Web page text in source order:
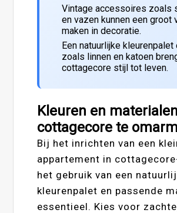
Vintage accessoires zoals
en vazen kunnen een groot
maken in decoratie.
Een natuurlijke
zoals linnen en katoen
cottagecore stijl tot leven.
Kleuren en
cottagecore te
Bij het inrichten van een
appartement in
het gebruik van een
kleurenpalet en passende
essentieel. Kies voor